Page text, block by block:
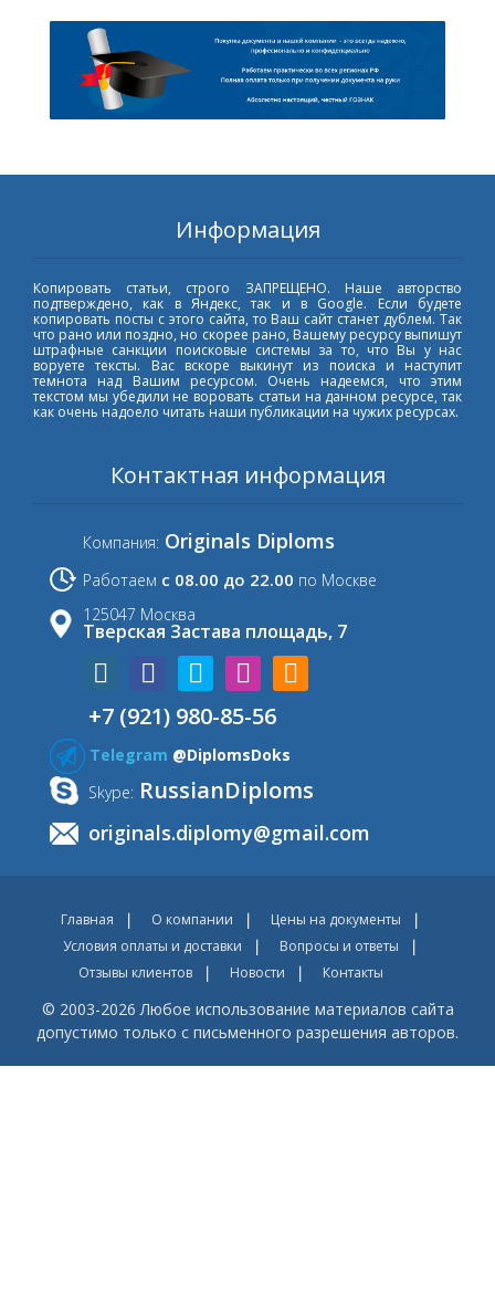
Информация
Копировать статьи, строго ЗАПРЕЩЕНО. Наше авторство
подтверждено, как в Яндекс, так и в Google. Если будете
копировать посты с этого сайта, то Ваш сайт станет дублем. Так
что рано или поздно, но скорее рано, Вашему ресурсу выпишут
штрафные санкции поисковые системы за то, что Вы у нас
воруете тексты. Вас вскоре выкинут из поиска и наступит
темнота над Вашим ресурсом. Очень надеемся, что этим
текстом мы убедили не воровать статьи на данном ресурсе, так
как очень надоело читать наши публикации на чужих ресурсах.
Контактная информация
Компания: Originals Diploms
Работаем с 08.00 до 22.00 по Москве
125047 Москва
Тверская Застава площадь, 7
+7 (921) 980-85-56
Telegram @DiplomsDoks
Skype: RussianDiploms
originals.diplomy@gmail.com
Главная О компании
Цены на документы
Условия оплаты и доставки
Вопросы и ответы
Отзывы клиентов
Новости Контакты
© 2003-2026 Любое использование материалов сайта
допустимо только с письменного разрешения авторов.